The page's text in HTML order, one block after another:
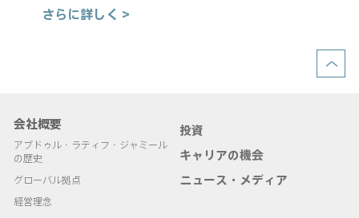
さらに詳しく >
会社概要
アブドゥル・ラティフ・ジャミール
の歴史
グローバル拠点
経営理念
投資
キャリアの機会
ニュース・メディア